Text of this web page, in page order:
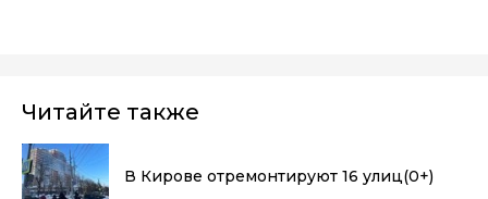
Читайте также
В Кирове отремонтируют 16 улиц(0+)